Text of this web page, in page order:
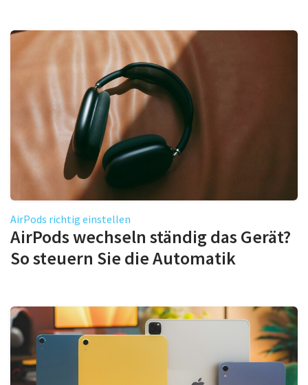
AirPods richtig einstellen
AirPods wechseln ständig das Gerät?
So steuern Sie die Automatik